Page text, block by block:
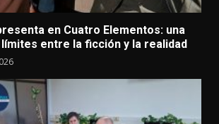
en Cuatro Elementos: una
entre la ficción y la realidad